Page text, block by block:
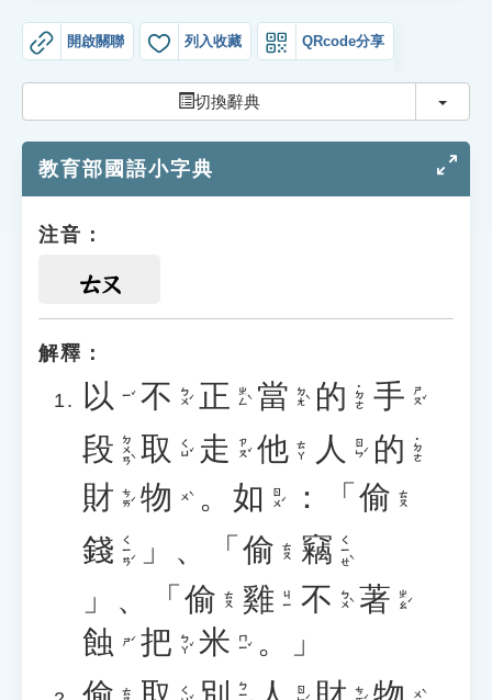
教學應用
貓頭鷹博士
開啟關聯 列入收藏 QRcode分享
切換辭典 切換
教育部國語小字典
注音：
ㄊㄡ
解釋：
以 ㄧˇ 不 ㄅㄨˊ 正 ㄓㄥˋ 當 ㄉㄤˋ 的 ˙ㄉㄜ 手 ㄕㄡˇ
段 ㄉㄨㄢˋ 取 ㄑㄩˇ 走 ㄗㄡˇ 他 ㄊㄚ 人 ㄖㄣˊ 的 ˙ㄉㄜ
財 ㄘㄞˊ 物 ㄨˋ 。 如 ㄖㄨˊ ：「 偷 ㄊㄡ
錢 ㄑㄧㄢˊ 」、「 偷 ㄊㄡ 竊 ㄑㄧㄝˋ
」、「 偷 ㄊㄡ 雞 ㄐㄧ 不 ㄅㄨˋ 著 ㄓㄠˊ
蝕 ㄕˊ 把 ㄅㄚˇ 米 ㄇㄧˇ 。」
ㄨˋ